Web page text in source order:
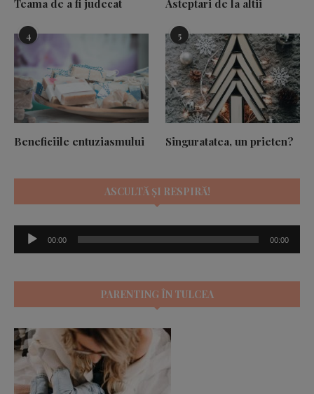
Teama de a fi judecat Asteptari de la altii
4
Beneficiile entuziasmului
5
Singuratatea, un prieten?
ASCULTĂ ȘI RESPIRĂ!
Player
audio
00:00 00:00
PARENTING ÎN TULCEA